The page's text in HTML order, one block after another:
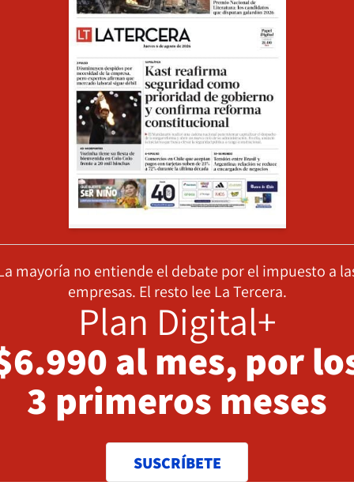
mayoría no entiende el debate por el impuesto a
empresas. El resto lee La Tercera.
Plan Digital+
al mes, por
3 primeros meses
SUSCRÍBETE